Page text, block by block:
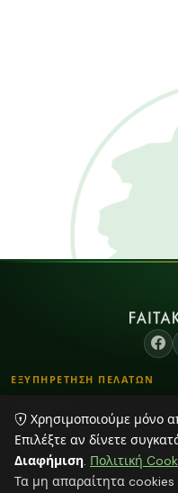
ΕΞΥΠΗΡΕΤΗΣΗ ΠΕΛΑΤΩΝ
Τρόποι Παραγγελίας
Τρόποι Αποστολής &
Blog
Χρησιμοποιούμε μόνο
Επιλέξτε αν δίνετε
Διαφήμιση. Πολιτική
Τα μη απαραίτητα cookies